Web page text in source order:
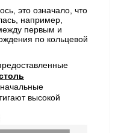
это означало, что
например,
первым и
по кольцевой
высокой